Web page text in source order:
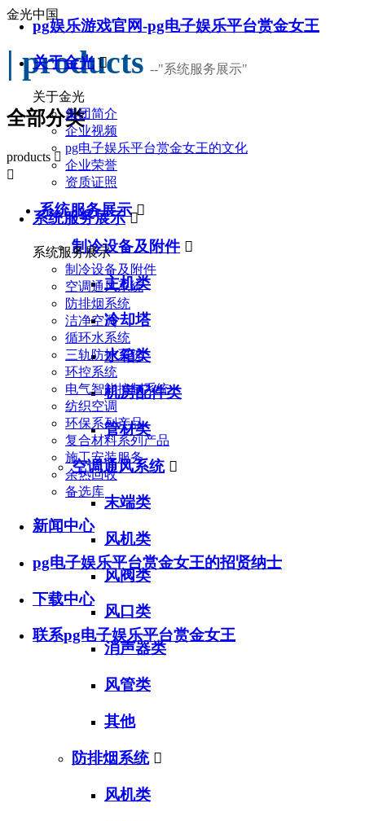
pg娱乐游戏官网-pg电子娱乐平台赏金女王
关于金光 
关于金光
集团简介
企业视频
pg电子娱乐平台赏金女王的文化
企业荣誉
资质证照
系统服务展示 
系统服务展示
制冷设备及附件
空调通风系统
防排烟系统
洁净空调
循环水系统
三轨防护系统
环控系统
电气智能控制系统
纺织空调
环保系列产品
复合材料系列产品
施工安装服务
余热回收
备选库
新闻中心
pg电子娱乐平台赏金女王的招贤纳士
下载中心
联系pg电子娱乐平台赏金女王
金光中国
| products --"系统服务展示"
全部分类
products 

系统服务展示 
制冷设备及附件 
主机类
冷却塔
水箱类
机房配件类
管材类
空调通风系统 
末端类
风机类
风阀类
风口类
消声器类
风管类
其他
防排烟系统 
风机类